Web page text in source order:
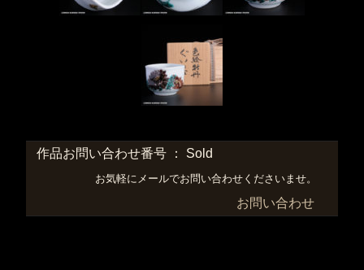
作品お問い合わせ番号 ： Sold
お気軽にメールでお問い合わせくださいませ。
お問い合わせ